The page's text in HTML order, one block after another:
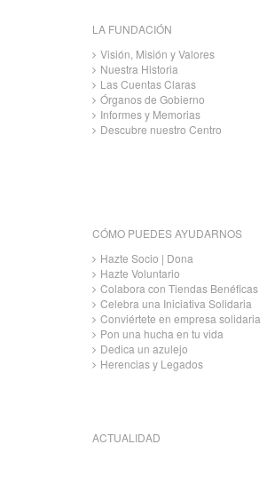
LA FUNDACIÓN
Visión, Misión y Valores
Nuestra Historia
Las Cuentas Claras
Órganos de Gobierno
Informes y Memorias
Descubre nuestro Centro
CÓMO PUEDES AYUDARNOS
Hazte Socio | Dona
Hazte Voluntario
Colabora con Tiendas Benéficas
Celebra una Iniciativa Solidaria
Conviértete en empresa solidaria
Pon una hucha en tu vida
Dedica un azulejo
Herencias y Legados
ACTUALIDAD